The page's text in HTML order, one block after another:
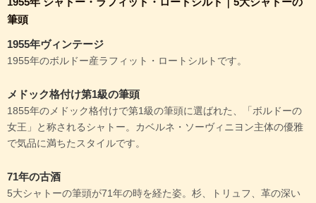
筆頭
1955年ヴィンテージ
1955年のボルドー産ラフィット・ロートシルトです。
メドック格付け第1級の筆頭
1855年のメドック格付けで第1級の筆頭に選ばれた、「ボルドーの
女王」と称されるシャトー。カベルネ・ソーヴィニヨン主体の優雅
で気品に満ちたスタイルです。
71年の古酒
5大シャトーの筆頭が71年の時を経た姿。杉、トリュフ、革の深い